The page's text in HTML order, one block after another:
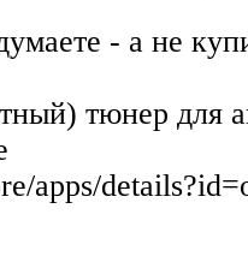
- а не
тюнер для
apps/